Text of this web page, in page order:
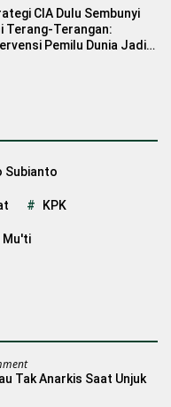
CIA Dulu Sembunyi
Terang-Terangan:
Pemilu Dunia Jadi
Subianto
KPK
Mu'ti
Tak Anarkis Saat Unjuk